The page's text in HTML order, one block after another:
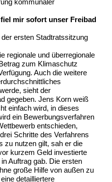
mir sofort unser Freibad
ersten Stadtratssitzung
regionale und überregionale
zum Klimaschutz
Auch die weitere
sieht der
gegeben. Jens Korn weiß
einfach wird, in dieses
ein Bewerbungsverfahren
entschieden,
Schritte des Verfahrens
zu nutzen gilt, sah er die
kurzem Geld investierte
Auftrag gab. Die ersten
große Hilfe von außen zu
detailliertere